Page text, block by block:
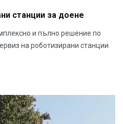
станции за доене
и пълно решение по
на роботизирани станции